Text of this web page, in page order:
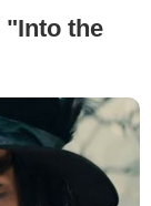
"Into the